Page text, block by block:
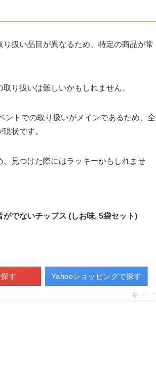
扱い品目が異なるため、特定の商品が常
り扱いは難しいかもしれません。
ントでの取り扱いがメインであるため、全
状です。
見つけた際にはラッキーかもしれませ
でないチップス (しお味, 5袋セット)
す Yahooショッピングで探す
ポチップ